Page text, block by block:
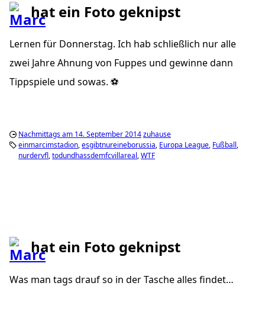
hat ein Foto geknipst
Lernen für Donnerstag. Ich hab schließlich nur alle
zwei Jahre Ahnung von Fuppes und gewinne dann
Tippspiele und sowas. ⚽️
Nachmittags am 14. September 2014zuhause
einmarcimstadion esgibtnureineborussia Europa League Fußball
nurdervfl todundhassdemfcvillareal WTF
hat ein Foto geknipst
Was man tags drauf so in der Tasche alles findet…